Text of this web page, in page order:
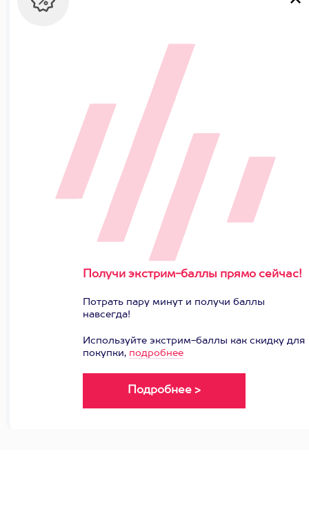
Получи экстрим-баллы прямо сейчас!
Потрать пару минут и получи баллы
навсегда!
Используйте экстрим-баллы как скидку для
покупки, подробнее